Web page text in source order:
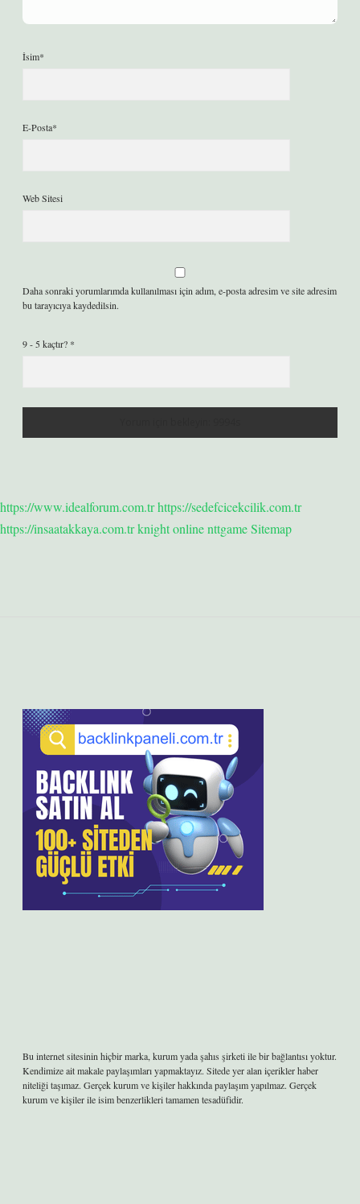
İsim*
E-Posta*
Web Sitesi
Daha sonraki yorumlarımda kullanılması için adım, e-posta adresim ve site adresim
bu tarayıcıya kaydedilsin.
9 - 5 kaçtır? *
https://www.idealforum.com.trhttps://sedefcicekcilik.com.tr
https://insaatakkaya.com.trknight onlinenttgameSitemap
Bu internet sitesinin hiçbir marka, kurum yada şahıs şirketi ile bir bağlantısı yoktur.
Kendimize ait makale paylaşımları yapmaktayız. Sitede yer alan içerikler haber
niteliği taşımaz. Gerçek kurum ve kişiler hakkında paylaşım yapılmaz. Gerçek
kurum ve kişiler ile isim benzerlikleri tamamen tesadüfidir.